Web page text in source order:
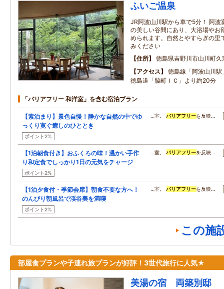
ふいご温泉
JR阿波山川駅から車で5分！ 阿波
の美しい谷間にあり、大浴場やお
められます。自然とやすらぎの里
みください
住所
徳島県吉野川市山川町久
アクセス
徳島線「阿波山川
徳島道「脇町ＩＣ」より約20分
「バリアフリー 和洋室」を含む宿泊プラン
【素泊まり】景色自慢！静かな自然の中でゆ
っくり寛ぐ癒しのひととき
ポイント2%
…室。バリアフリーを反映…
【1泊朝食付き】おふくろの味！温かい手作
り和定食でしっかり1日の元気をチャージ
ポイント2%
…室。バリアフリーを反映…
【1泊夕食付・季節会席】朝食不要な方へ！
のんびり朝風呂で渓谷美を満喫
ポイント2%
…室。バリアフリーを反映…
この施
部屋食プランや子連れ旅プランが好評！3世代旅行に人気★
美湯の宿 両築別邸